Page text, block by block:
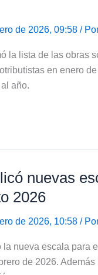
de 2026, 09:58 /
la lista de las obras
en enero
año.
nuevas
2026
de 2026, 10:58 /
la nueva escala para
de 2026.